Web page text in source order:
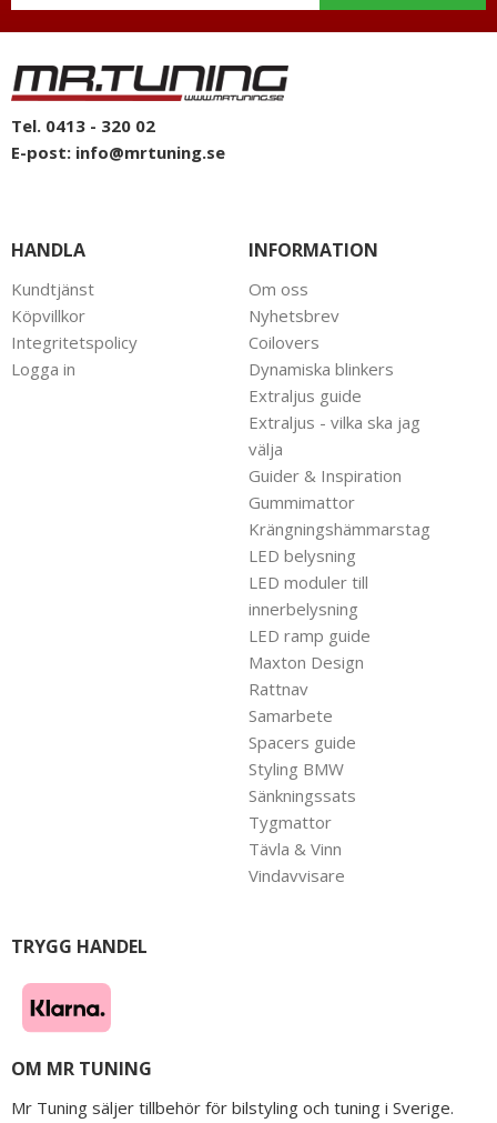
Tel. 0413 - 320 02
E-post: info@mrtuning.se
HANDLA
Kundtjänst
Köpvillkor
Integritetspolicy
Logga in
INFORMATION
Om oss
Nyhetsbrev
Coilovers
Dynamiska blinkers
Extraljus guide
Extraljus - vilka ska jag
välja
Guider & Inspiration
Gummimattor
Krängningshämmarstag
LED belysning
LED moduler till
innerbelysning
LED ramp guide
Maxton Design
Rattnav
Samarbete
Spacers guide
Styling BMW
Sänkningssats
Tygmattor
Tävla & Vinn
Vindavvisare
TRYGG HANDEL
OM MR TUNING
Mr Tuning säljer tillbehör för bilstyling och tuning i Sverige.